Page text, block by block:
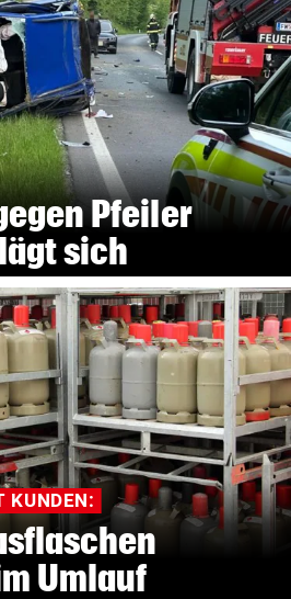
Pfeiler
sich
KUNDEN:
Umlauf